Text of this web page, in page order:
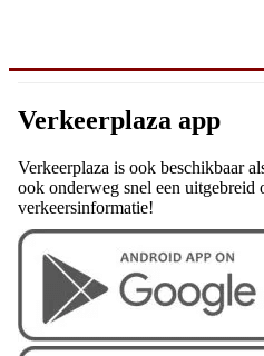
Verkeerplaza app
Verkeerplaza is ook beschikbaar
ook onderweg snel een uitgebreid
verkeersinformatie!